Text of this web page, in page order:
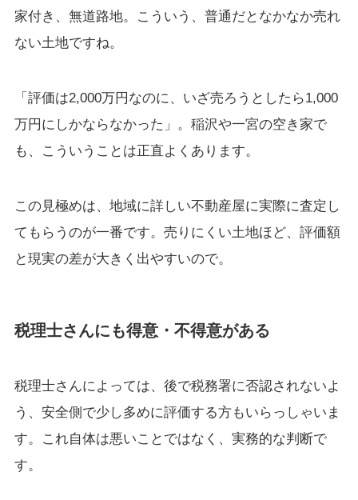
家付き、無道路地。こういう、普通だとなかなか売れ
ない土地ですね。
「評価は2,000万円なのに、いざ売ろうとしたら1,000
万円にしかならなかった」。稲沢や一宮の空き家で
も、こういうことは正直よくあります。
この見極めは、地域に詳しい不動産屋に実際に査定し
てもらうのが一番です。売りにくい土地ほど、評価額
と現実の差が大きく出やすいので。
税理士さんにも得意・不得意がある
税理士さんによっては、後で税務署に否認されないよ
う、安全側で少し多めに評価する方もいらっしゃいま
す。これ自体は悪いことではなく、実務的な判断で
す。